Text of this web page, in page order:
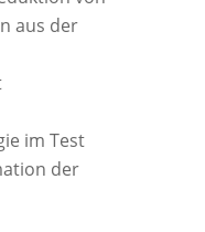
aus der
im Test
der